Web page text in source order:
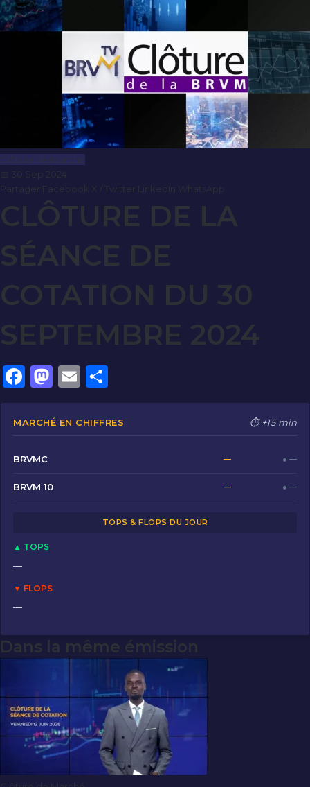
Clôture de Marché
CLÔTURE DE LA
SÉANCE DE
COTATION DU 30
SEPTEMBRE 2024
F
a
c
b
o
o
M
a
st
o
n
E
m
ai
ar
ta
MARCHÉ EN CHIFFRES ⏱ +15 min
BRVMC — ● —
BRVM 10 — ● —
TOPS & FLOPS DU JOUR
▲ TOPS
—
▼ FLOPS
—
Dans la même émission